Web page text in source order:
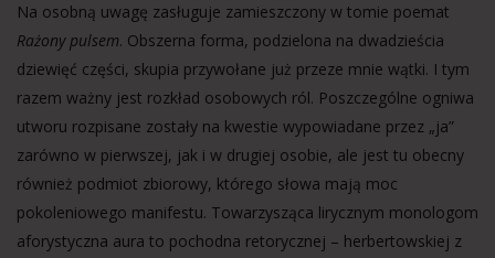
Na osobną uwagę zasługuje zamieszczony w tomie poemat
Rażony pulsem. Obszerna forma, podzielona na dwadzieścia
dziewięć części, skupia przywołane już przeze mnie wątki. I tym
razem ważny jest rozkład osobowych ról. Poszczególne ogniwa
utworu rozpisane zostały na kwestie wypowiadane przez „ja”
zarówno w pierwszej, jak i w drugiej osobie, ale jest tu obecny
również podmiot zbiorowy, którego słowa mają moc
pokoleniowego manifestu. Towarzysząca lirycznym monologom
aforystyczna aura to pochodna retorycznej – herbertowskiej z